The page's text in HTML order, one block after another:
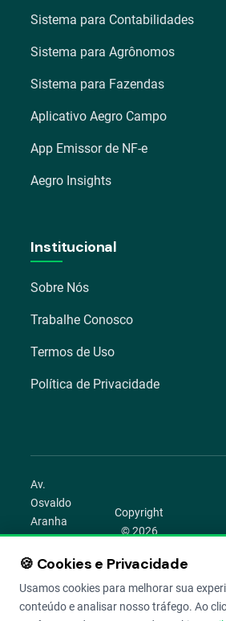
Sistema para Contabilidades
Sistema para Agrônomos
Sistema para Fazendas
Aplicativo Aegro Campo
App Emissor de NF-e
Aegro Insights
Institucional
Sobre Nós
Trabalhe Conosco
Termos de Uso
Política de Privacidade
Av.
Osvaldo
Aranha
1022 –
Bom
Porto
Alegre –
Copyright
© 2026
Todos os
direitos
reservados.
🍪 Cookies e Privacidade
Usamos cookies para melhorar sua
conteúdo e analisar nosso tráfego. Ao